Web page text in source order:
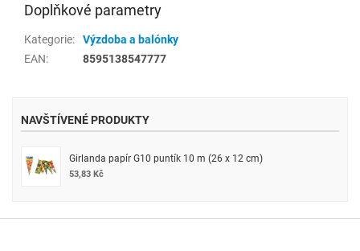
Doplňkové parametry
Kategorie:
Výzdoba a balónky
EAN: 8595138547777
NAVŠTÍVENÉ PRODUKTY
Girlanda papír G10 puntík 10 m (26 x 12 cm)
53,83 Kč